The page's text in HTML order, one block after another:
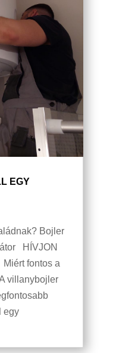
EGY
Bojler
HÍVJON
fontos a
villanybojler
egy